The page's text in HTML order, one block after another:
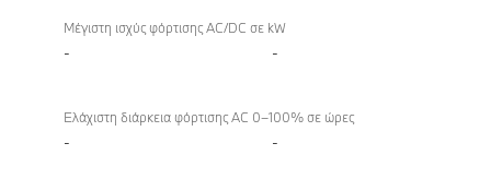
Μέγιστη ισχύς φόρτισης AC/DC σε kW
- -
Ελάχιστη διάρκεια φόρτισης AC 0–100% σε ώρες
- -